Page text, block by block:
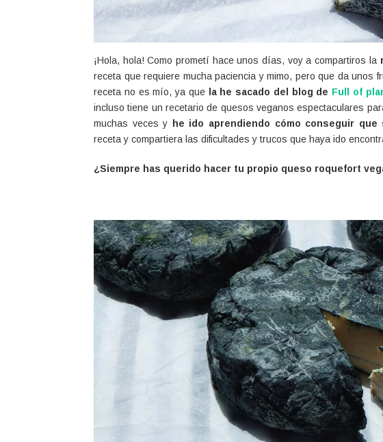
¡Hola, hola! Como prometí hace unos días, voy a compartiros la
receta que requiere mucha paciencia y mimo, pero que da unos
receta no es mío, ya que
la he sacado del blog de Full of
incluso tiene un recetario de quesos veganos espectaculares
muchas veces y
he ido aprendiendo cómo conseguir que
receta y compartiera las dificultades y trucos que haya ido
¿Siempre has querido hacer tu propio queso roquefort